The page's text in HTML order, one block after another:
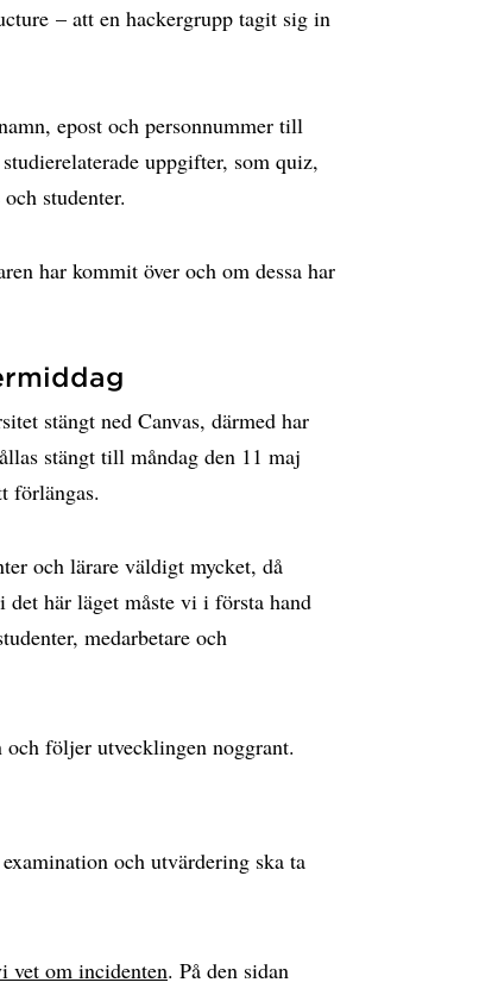
– att en hackergrupp tagit sig in
epost och personnummer till
uppgifter, som quiz,
studenter.
har kommit över och om dessa har
stängt ned Canvas, därmed har
stängt till måndag den 11 maj
förlängas.
och lärare väldigt mycket, då
här läget måste vi i första hand
medarbetare och
följer utvecklingen noggrant.
och utvärdering ska ta
vet om incidenten. På den sidan